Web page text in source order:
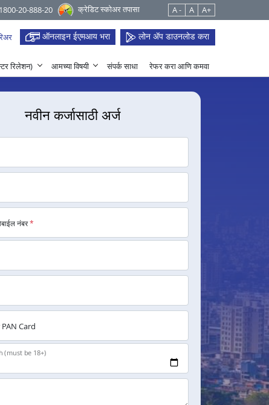
20-888-20 क्रेडिट स्कोअर तपासा A - A A+
ऑनलाइन ईएमआय भरा लोन ॲप डाउनलोड करा
रिलेशन) आमच्या विषयी संपर्क साधा रेफर करा आणि कमवा
नवीन कर्जासाठी अर्ज
नंबर*
Card
(must be 18+)